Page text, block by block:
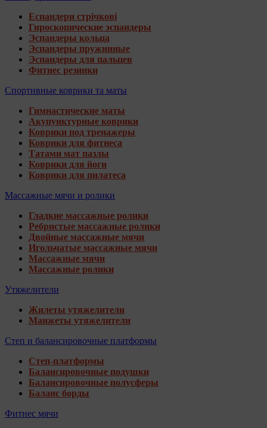
Еспандери стрічкові
Гироскопические эспандеры
Эспандеры кольца
Эспандеры пружинные
Эспандеры для пальцев
Фитнес резинки
Спортивные коврики та маты
Гимнастические маты
Акупунктурные коврики
Коврики под тренажеры
Коврики для фитнеса
Татами мат пазлы
Коврики для йоги
Коврики для пилатеса
Массажные мячи и ролики
Гладкие массажные ролики
Ребристые массажные ролики
Двойные массажные мячи
Игольчатые массажные мячи
Массажные мячи
Массажные ролики
Утяжелители
Жилеты утяжелители
Манжеты утяжелители
Степ и балансировочные платформы
Степ-платформы
Балансировочные подушки
Балансировочные полусферы
Баланс борды
Фитнес мячи